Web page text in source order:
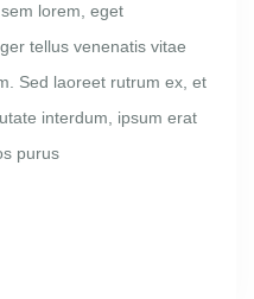
lorem, eget
tellus venenatis vitae
Sed laoreet rutrum ex, et
interdum, ipsum erat
purus